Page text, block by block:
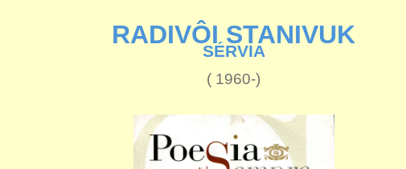
RADIVÔI STANIVUK
SÉRVIA
( 1960-)